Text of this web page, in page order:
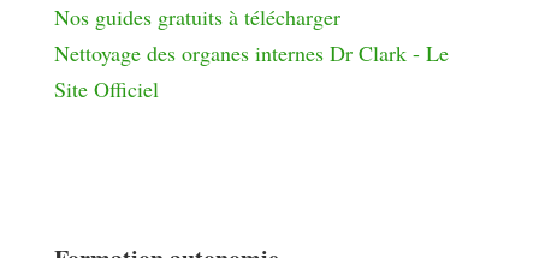
Nos guides gratuits à télécharger
Nettoyage des organes internes Dr Clark - Le
Site Officiel